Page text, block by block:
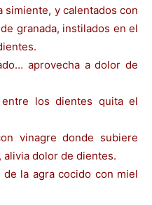
simiente, y calentados con
granada, instilados en el
aprovecha a dolor de
los dientes quita el
vinagre donde subiere
alivia dolor de dientes.
la agra cocido con miel